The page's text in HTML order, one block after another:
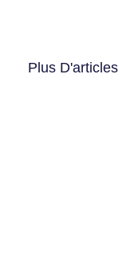
Plus D'articles